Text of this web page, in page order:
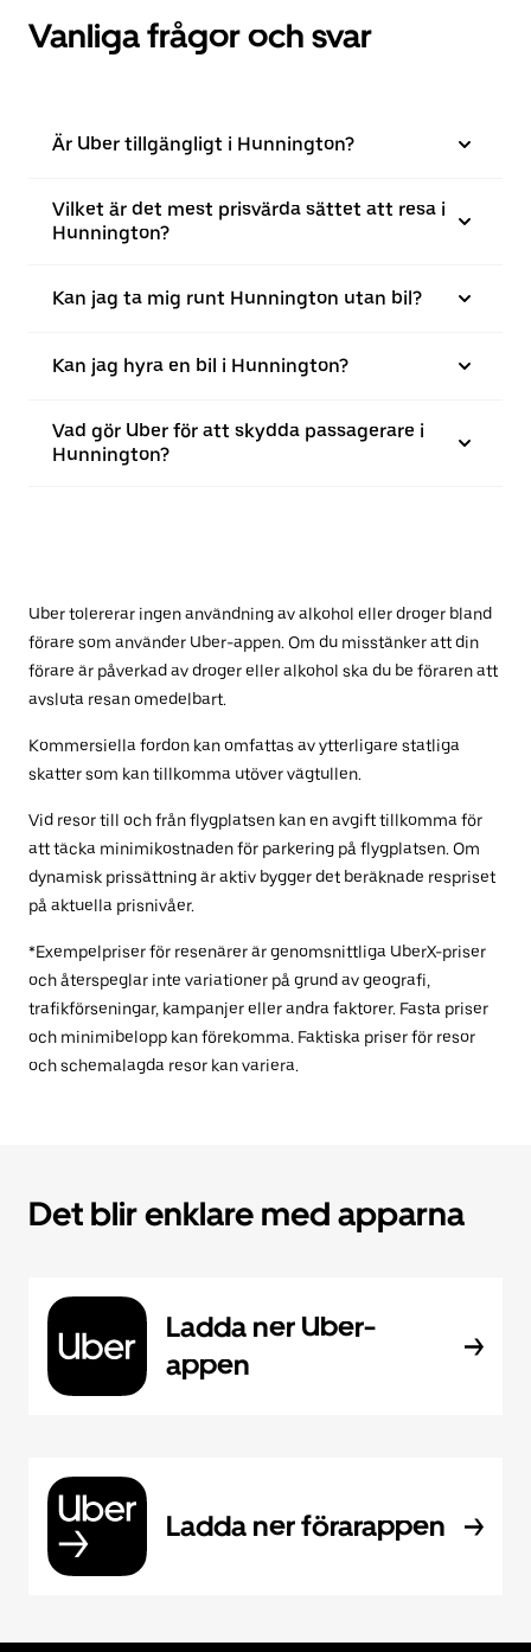
Vanliga frågor och svar
Är Uber tillgängligt i Hunnington?
Vilket är det mest prisvärda sättet att resa i
Hunnington?
Kan jag ta mig runt Hunnington utan bil?
Kan jag hyra en bil i Hunnington?
Vad gör Uber för att skydda passagerare i
Hunnington?
Uber tolererar ingen användning av alkohol eller droger bland
förare som använder Uber-appen. Om du misstänker att din
förare är påverkad av droger eller alkohol ska du be föraren att
avsluta resan omedelbart.
Kommersiella fordon kan omfattas av ytterligare statliga
skatter som kan tillkomma utöver vägtullen.
Vid resor till och från flygplatsen kan en avgift tillkomma för
att täcka minimikostnaden för parkering på flygplatsen. Om
dynamisk prissättning är aktiv bygger det beräknade respriset
på aktuella prisnivåer.
*Exempelpriser för resenärer är genomsnittliga UberX-priser
och återspeglar inte variationer på grund av geografi,
trafikförseningar, kampanjer eller andra faktorer. Fasta priser
och minimibelopp kan förekomma. Faktiska priser för resor
och schemalagda resor kan variera.
Det blir enklare med apparna
Ladda ner Uber-
appen
Ladda ner förarappen